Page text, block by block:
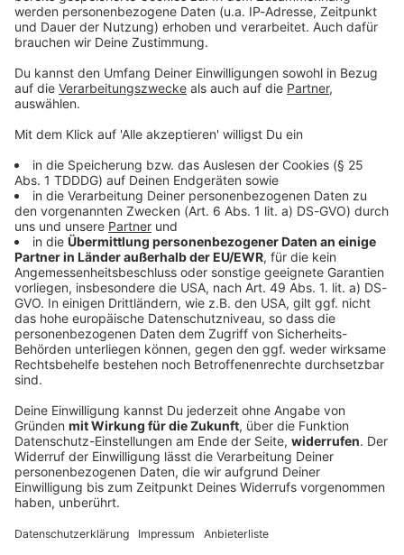
Sprachnachricht
© dpa-infocom, dpa:260621-930-257989/2
Bayern
Nach tödlichem Autounfall: Zug evakuiert
Durch den Verkehrsunfall auf der A3 ist die
Oberleitung entlang einer Bahnstrecke beschädigt
worden. Ein Zug musste evakuiert werden.